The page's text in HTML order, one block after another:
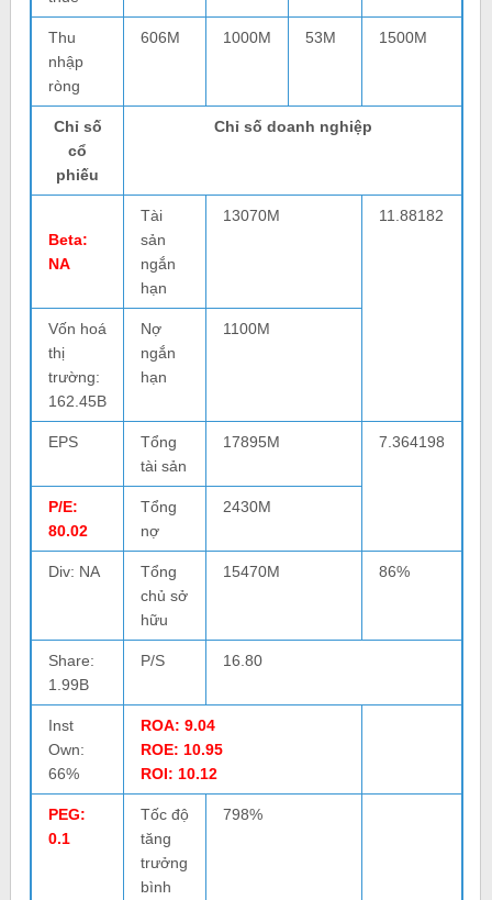
Thu
nhập
ròng
606M 1000M 53M 1500M
Chỉ số
cổ
phiếu
Chỉ số doanh nghiệp
Beta:
NA
Tài
sản
ngắn
hạn
13070M 11.88182
Vốn hoá
thị
trường:
162.45B
Nợ
ngắn
hạn
1100M
EPS
Tổng
tài sản
17895M 7.364198
P/E:
80.02
Tổng
nợ
2430M
Div: NA
Tổng
chủ sở
hữu
15470M 86%
Share:
1.99B
P/S 16.80
Inst
Own:
66%
ROA: 9.04
ROE: 10.95
ROI: 10.12
PEG:
0.1
Tốc độ
tăng
trưởng
bình
798%